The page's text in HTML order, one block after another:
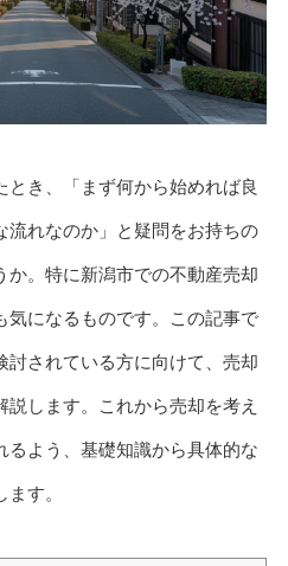
き、「まず何から始めれば良
流れなのか」と疑問をお持ちの
か。特に新潟市での不動産売却
気になるものです。この記事で
討されている方に向けて、売却
します。これから売却を考え
るよう、基礎知識から具体的な
す。